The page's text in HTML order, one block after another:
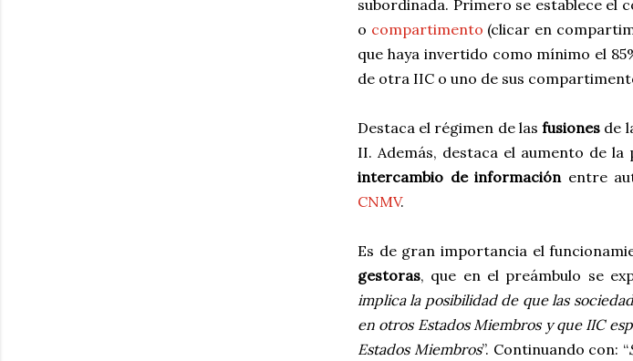
subordinada. Primero se establece el
o compartimento (clicar en
que haya invertido como mínimo el
de otra IIC o uno de sus
Destaca el régimen de lasfusiones de
II. Además, destaca el aumento de
intercambio de información entre
CNMV.
Es de gran importancia el
gestoras, que en el preámbulo se
implica la posibilidad de que las
en otros Estados Miembros y que IIC
Estados Miembros”. Continuando con: “